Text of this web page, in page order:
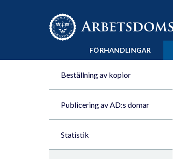
Till innehåll på sidan x
FÖRHANDLINGAR
Beställning av kopior
Publicering av AD:s domar
Statistik